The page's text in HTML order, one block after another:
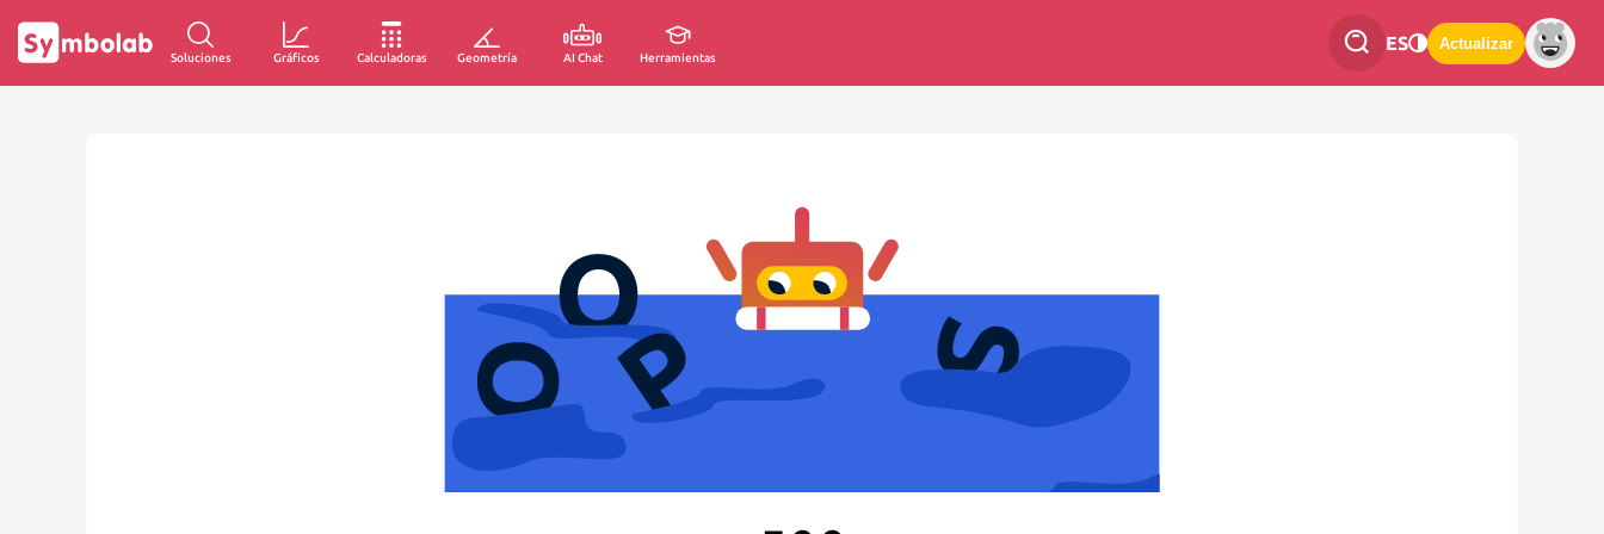
Soluciones Gráficos Calculadoras Geometría AI Chat Herramientas
ES Actualizar